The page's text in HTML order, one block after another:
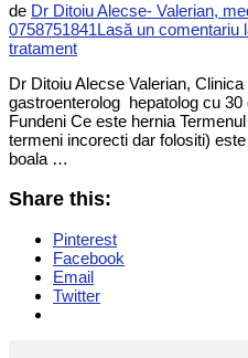
de Dr Ditoiu Alecse- Valerian,
0758751841Lasă un comentariu
tratament
Dr Ditoiu Alecse Valerian,
gastroenterolog hepatolog cu
Fundeni Ce este hernia
termeni incorecti dar folositi)
boala …
Share this:
Pinterest
Facebook
Email
Twitter